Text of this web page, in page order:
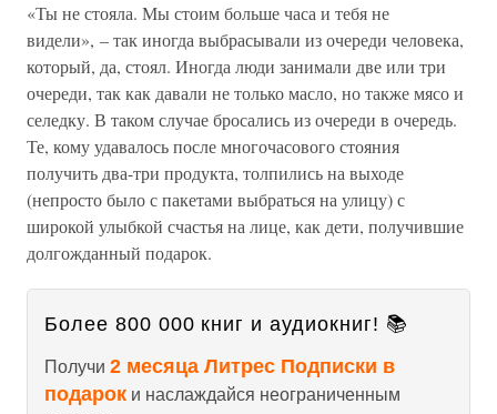
«Ты не стояла. Мы стоим больше часа и тебя не
видели», – так иногда выбрасывали из очереди человека,
который, да, стоял. Иногда люди занимали две или три
очереди, так как давали не только масло, но также мясо и
селедку. В таком случае бросались из очереди в очередь.
Те, кому удавалось после многочасового стояния
получить два-три продукта, толпились на выходе
(непросто было с пакетами выбраться на улицу) с
широкой улыбкой счастья на лице, как дети, получившие
долгожданный подарок.
Более 800 000 книг и аудиокниг! 📚
Получи 2 месяца Литрес Подписки в
подарок и наслаждайся неограниченным